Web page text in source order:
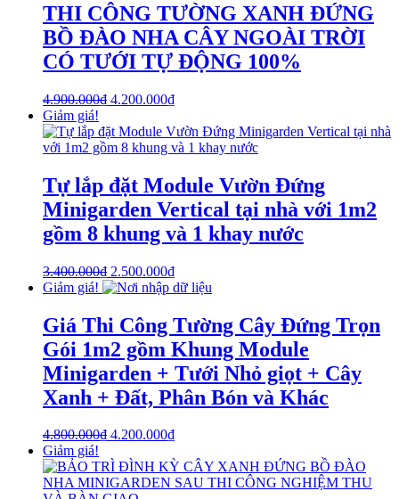
THI CÔNG TƯỜNG XANH ĐỨNG
BỒ ĐÀO NHA CÂY NGOÀI TRỜI
CÓ TƯỚI TỰ ĐỘNG 100%
4.900.000₫ 4.200.000₫
Giảm giá!
Tự lắp đặt Module Vườn Đứng
Minigarden Vertical tại nhà với 1m2
gồm 8 khung và 1 khay nước
3.400.000₫ 2.500.000₫
Giảm giá!
Giá Thi Công Tường Cây Đứng Trọn
Gói 1m2 gồm Khung Module
Minigarden + Tưới Nhỏ giọt + Cây
Xanh + Đất, Phân Bón và Khác
4.800.000₫ 4.200.000₫
Giảm giá!